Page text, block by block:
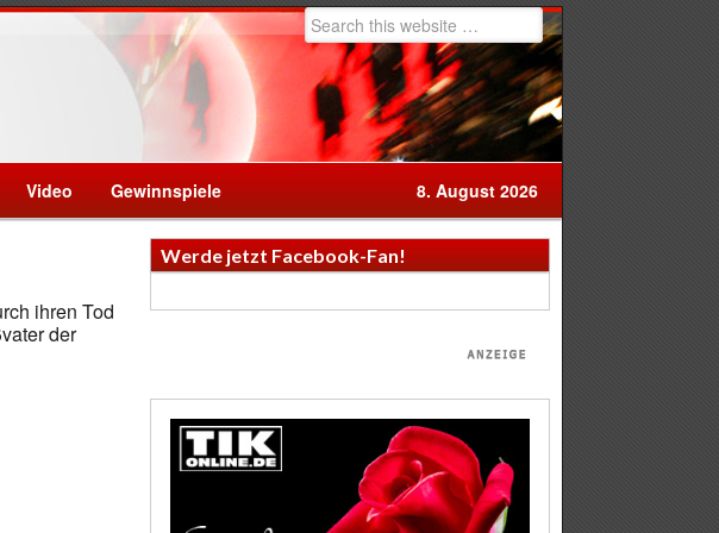
Video Gewinnspiele 8. August 2026
ihren Tod
der
Werde jetzt Facebook-Fan!